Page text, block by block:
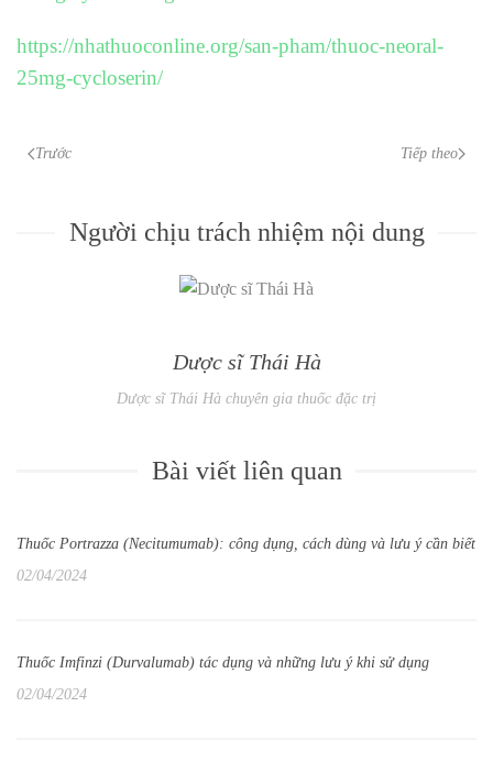
https://nhathuoconline.org/san-pham/thuoc-neoral-
25mg-cycloserin/
Trước Tiếp theo
Người chịu trách nhiệm nội dung
Dược sĩ Thái Hà
Dược sĩ Thái Hà chuyên gia thuốc đặc trị
Bài viết liên quan
Thuốc Portrazza (Necitumumab): công dụng, cách dùng và lưu ý cần biết
02/04/2024
Thuốc Imfinzi (Durvalumab) tác dụng và những lưu ý khi sử dụng
02/04/2024